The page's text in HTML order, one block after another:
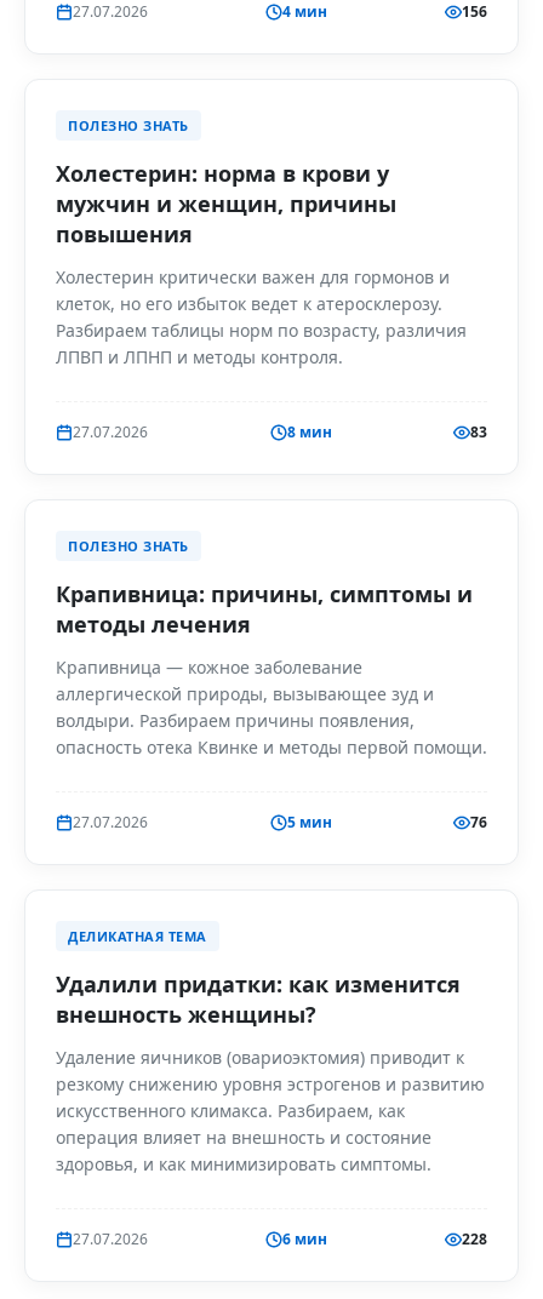
27.07.2026 4 мин 156
ПОЛЕЗНО ЗНАТЬ
Холестерин: норма в крови у
мужчин и женщин, причины
повышения
Холестерин критически важен для гормонов и
клеток, но его избыток ведет к атеросклерозу.
Разбираем таблицы норм по возрасту, различия
ЛПВП и ЛПНП и методы контроля.
27.07.2026 8 мин 83
ПОЛЕЗНО ЗНАТЬ
Крапивница: причины, симптомы и
методы лечения
Крапивница — кожное заболевание
аллергической природы, вызывающее зуд и
волдыри. Разбираем причины появления,
опасность отека Квинке и методы первой помощи.
27.07.2026 5 мин 76
ДЕЛИКАТНАЯ ТЕМА
Удалили придатки: как изменится
внешность женщины?
Удаление яичников (овариоэктомия) приводит к
резкому снижению уровня эстрогенов и развитию
искусственного климакса. Разбираем, как
операция влияет на внешность и состояние
здоровья, и как минимизировать симптомы.
27.07.2026 6 мин 228